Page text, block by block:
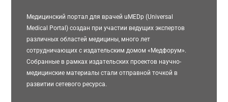
Медицинский портал для врачей uMEDp (Universal
Medical Portal) создан при участии ведущих экспертов
различных областей медицины, много лет
сотрудничающих с издательским домом «Медфорум».
Собранные в рамках издательских проектов научно-
медицинские материалы стали отправной точкой в
развитии сетевого ресурса.